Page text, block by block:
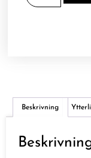
Beskrivning